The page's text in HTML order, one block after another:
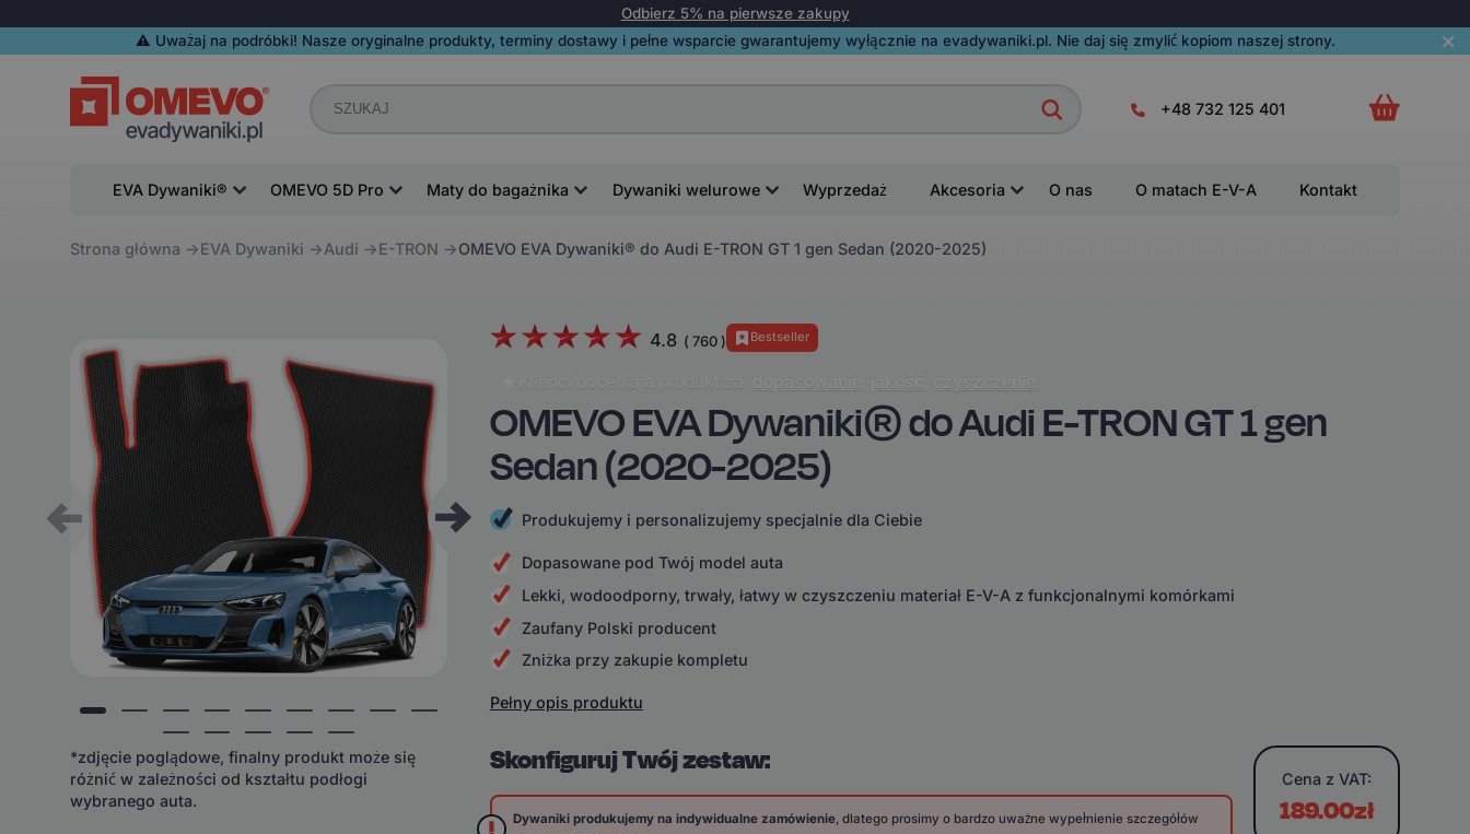
Odbierz 5% na pierwsze zakupy
⚠️️ Uważaj na podróbki! Nasze oryginalne produkty, terminy dostawy i pełne wsparcie gwarantujemy wyłącznie na evadywaniki.pl. Nie daj się zmylić kopiom naszej strony.
+48 732 125 401
EVA Dywaniki® OMEVO 5D Pro Maty do bagażnika Dywaniki welurowe Wyprzedaż Akcesoria O nas O matach E-V-A Kontakt
Strona główna EVA Dywaniki Audi E-TRON OMEVO EVA Dywaniki® do Audi E-TRON GT 1 gen Sedan (2020-2025)
*zdjęcie poglądowe, finalny produkt może się
różnić w zależności od kształtu podłogi
wybranego auta.
4.8 ( 760) Bestseller
Klienci doceniają produkt za: dopasowanie jakość czyszczenie
OMEVO EVA Dywaniki® do Audi E-TRON GT 1 gen
Sedan (2020-2025)
Produkujemy i personalizujemy specjalnie dla Ciebie
Dopasowane pod Twój model auta
Lekki, wodoodporny, trwały, łatwy w czyszczeniu materiał E-V-A z funkcjonalnymi komórkami
Zaufany Polski producent
Zniżka przy zakupie kompletu
Pełny opis produktu
Skonfiguruj Twój zestaw:
Dywaniki produkujemy na indywidualne zamówienie, dlatego prosimy o bardzo uważne wypełnienie szczegółów
Cena z VAT:
189.00zł